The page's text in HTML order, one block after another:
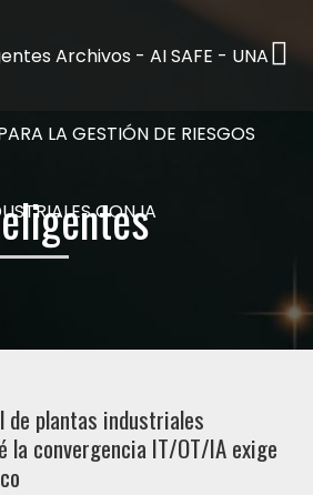
plantas industriales
la convergencia IT/OT/IA exige